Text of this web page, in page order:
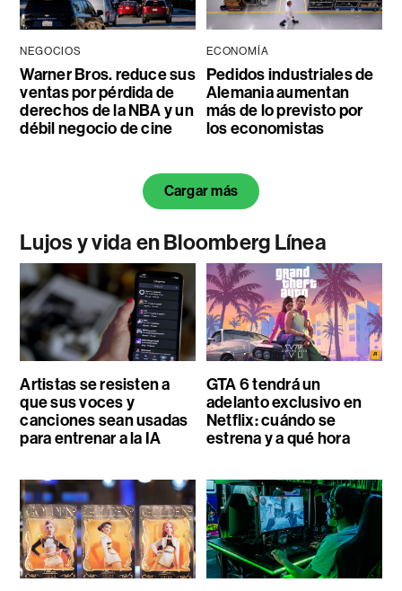
NEGOCIOS
Warner Bros. reduce sus
ventas por pérdida de
derechos de la NBA y un
débil negocio de cine
ECONOMÍA
Pedidos industriales de
Alemania aumentan
más de lo previsto por
los economistas
Cargar más
Lujos y vida en Bloomberg Línea
Artistas se resisten a
que sus voces y
canciones sean usadas
para entrenar a la IA
GTA 6 tendrá un
adelanto exclusivo en
Netflix: cuándo se
estrena y a qué hora